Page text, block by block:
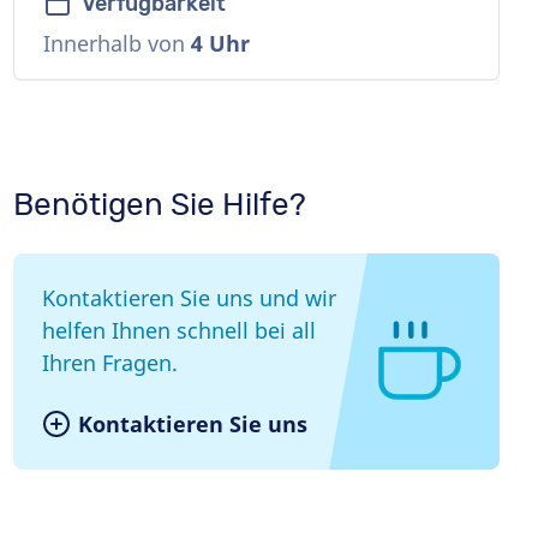
Innerhalb von 4 Uhr
Benötigen Sie Hilfe?
Kontaktieren Sie uns und wir
helfen Ihnen schnell bei all
Ihren Fragen.
Kontaktieren Sie uns